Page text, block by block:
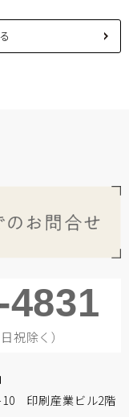
4831
祝除く）
印刷産業ビル2階